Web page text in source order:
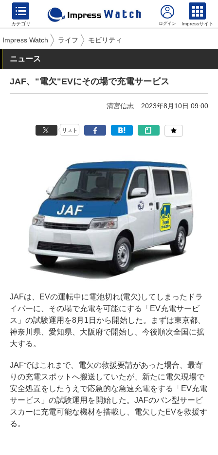
カテゴリ Impressサイト
Impress Watch ライフ モビリティ
ニュース
JAF、"電欠"EVにその場で充電サービス
清宮信志 2023年8月10日 09:00
リスト
JAFは、EVの運転中に電池切れ(電欠)してしまったドラ
イバーに、その場で充電を可能にする「EV充電サービ
ス」の試験運用を8月1日から開始した。まずは東京都、
神奈川県、愛知県、大阪府で開始し、今後順次全国に拡
大する。
JAFではこれまで、電欠の救援要請があった場合、最寄
りの充電スポットへ搬送していたが、新たに電欠現場で
安全処置をしたうえで応急的な急速充電をする「EV充電
サービス」の試験運用を開始した。JAFのバン型サービ
スカーに充電可能な機材を搭載し、電欠したEVを救援す
る。